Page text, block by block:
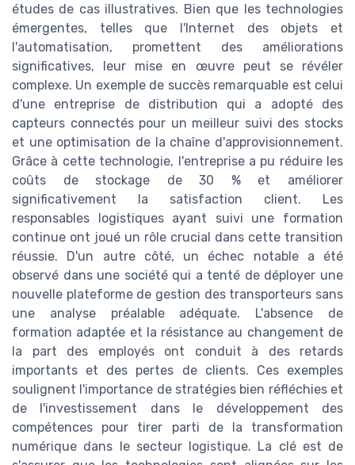
études de cas illustratives. Bien que les technologies
émergentes, telles que l'Internet des objets et
l'automatisation, promettent des améliorations
significatives, leur mise en œuvre peut se révéler
complexe. Un exemple de succès remarquable est celui
d'une entreprise de distribution qui a adopté des
capteurs connectés pour un meilleur suivi des stocks
et une optimisation de la chaîne d'approvisionnement.
Grâce à cette technologie, l'entreprise a pu réduire les
coûts de stockage de 30 % et améliorer
significativement la satisfaction client. Les
responsables logistiques ayant suivi une formation
continue ont joué un rôle crucial dans cette transition
réussie. D'un autre côté, un échec notable a été
observé dans une société qui a tenté de déployer une
nouvelle plateforme de gestion des transporteurs sans
une analyse préalable adéquate. L'absence de
formation adaptée et la résistance au changement de
la part des employés ont conduit à des retards
importants et des pertes de clients. Ces exemples
soulignent l'importance de stratégies bien réfléchies et
de l'investissement dans le développement des
compétences pour tirer parti de la transformation
numérique dans le secteur logistique. La clé est de